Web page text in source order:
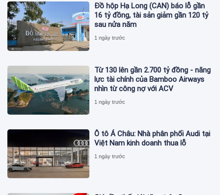
Đồ hộp Hạ Long (CAN) báo lỗ gần
16 tỷ đồng, tài sản giảm gần 120 tỷ
sau nửa năm
1 ngày trước
Từ 130 lên gần 2.700 tỷ đồng - năng
lực tài chính của Bamboo Airways
nhìn từ công nợ với ACV
1 ngày trước
Ô tô Á Châu: Nhà phân phối Audi tại
Việt Nam kinh doanh thua lỗ
1 ngày trước